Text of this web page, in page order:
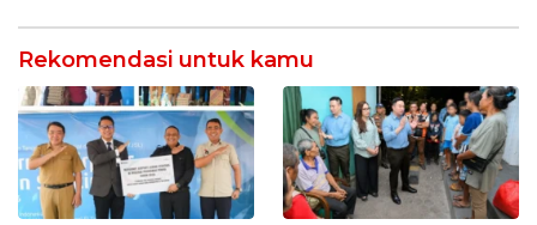
Rekomendasi untuk kamu